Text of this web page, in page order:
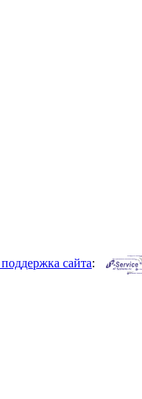
сайта: